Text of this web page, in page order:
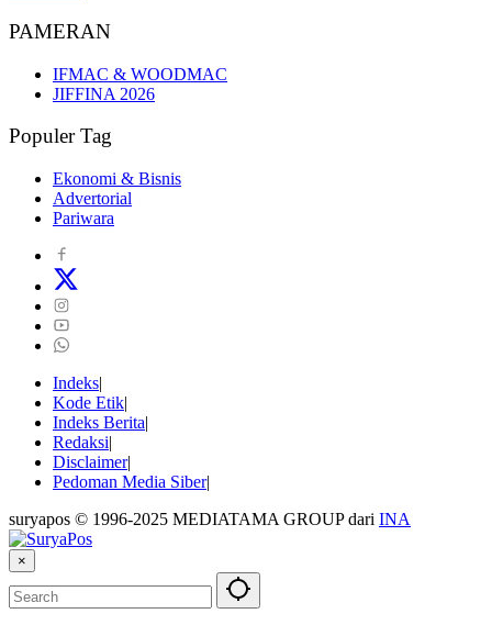
PAMERAN
IFMAC & WOODMAC
JIFFINA 2026
Populer Tag
Ekonomi & Bisnis
Advertorial
Pariwara
Indeks
Kode Etik
Indeks Berita
Redaksi
Disclaimer
Pedoman Media Siber
suryapos © 1996-2025 MEDIATAMA GROUP dari INA
×